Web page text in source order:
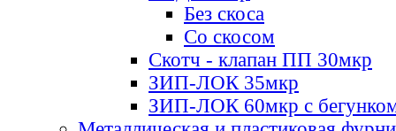
Без скоса
Со скосом
Скотч - клапан ПП 30мкр
ЗИП-ЛОК 35мкр
ЗИП-ЛОК 60мкр с